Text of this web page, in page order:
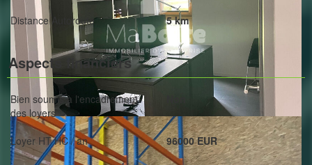
Distance Autoroute
5 km
Aspects financiers
Bien soumis à l'encadrement
des loyers
Loyer HT HC / an
96000 EUR